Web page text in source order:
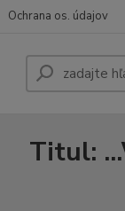
Ochrana os. údajov
Titul: